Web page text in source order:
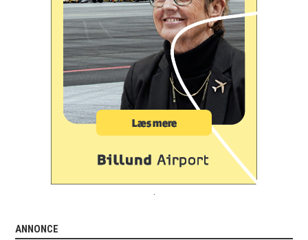
ANNONCE